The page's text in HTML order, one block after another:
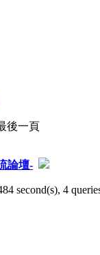
後一頁
論壇-
second(s), 4